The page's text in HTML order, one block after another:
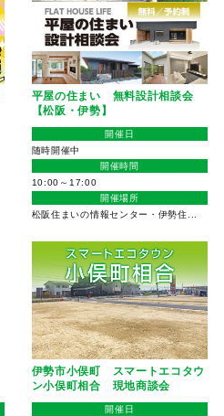
平屋の住まい 無料設計相談会
【松阪・伊勢】
開催日
随時開催中
開催時間
10:00～17:00
開催場所
松阪住まいの情報センター・伊勢住...
伊勢市小俣町 スマートエコタウ
ン小俣町相合 現地商談会
開催日